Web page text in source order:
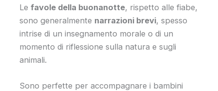
Le favole della buonanotte, rispetto alle fiabe,
sono generalmente narrazioni brevi, spesso
intrise di un insegnamento morale o di un
momento di riflessione sulla natura e sugli
animali.
Sono perfette per accompagnare i bambini